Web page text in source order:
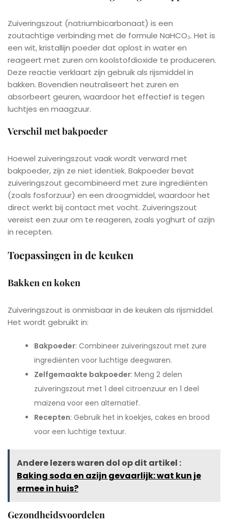
Zuiveringszout (natriumbicarbonaat) is een
zoutachtige verbinding met de formule NaHCO₃. Het is
een wit, kristallijn poeder dat oplost in water en
reageert met zuren om koolstofdioxide te produceren.
Deze reactie verklaart zijn gebruik als rijsmiddel in
bakken. Bovendien neutraliseert het zuren en
absorbeert geuren, waardoor het effectief is tegen
luchtjes en maagzuur.
Verschil met bakpoeder
Hoewel zuiveringszout vaak wordt verward met
bakpoeder, zijn ze niet identiek. Bakpoeder bevat
zuiveringszout gecombineerd met zure ingrediënten
(zoals fosforzuur) en een droogmiddel, waardoor het
direct werkt bij contact met vocht. Zuiveringszout
vereist een zuur om te reageren, zoals yoghurt of azijn
in recepten.
Toepassingen in de keuken
Bakken en koken
Zuiveringszout is onmisbaar in de keuken als rijsmiddel.
Het wordt gebruikt in:
Bakpoeder: Combineer zuiveringszout met zure
ingrediënten voor luchtige deegwaren.
Zelfgemaakte bakpoeder: Meng 2 delen
zuiveringszout met 1 deel citroenzuur en 1 deel
maizena voor een alternatief.
Recepten: Gebruik het in koekjes, cakes en brood
voor een luchtige textuur.
Andere lezers waren dol op dit artikel :
Baking soda en azijn gevaarlijk: wat kun je
ermee in huis?
Gezondheidsvoordelen